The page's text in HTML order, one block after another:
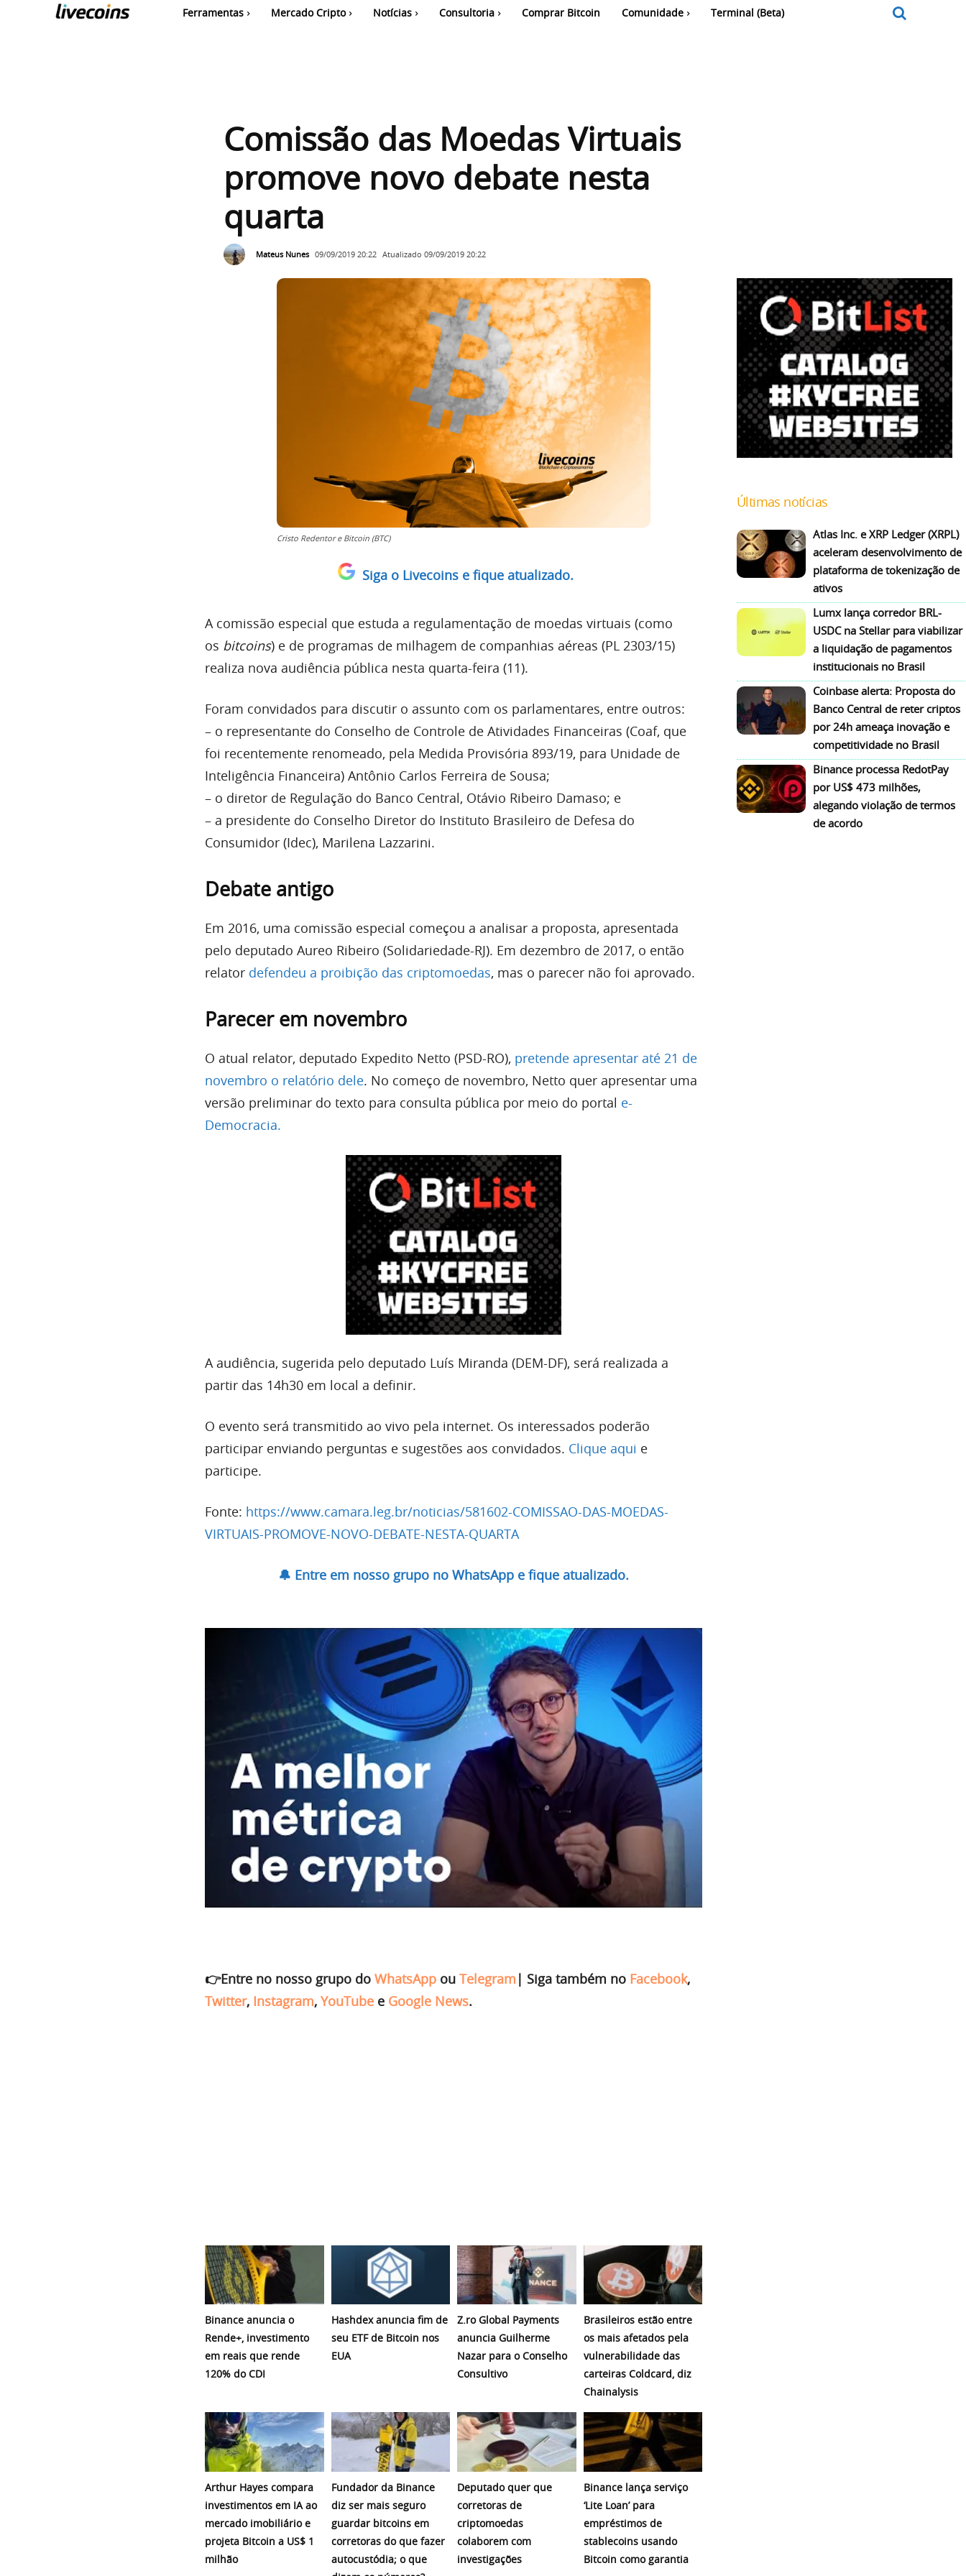
Ferramentas Mercado Cripto Notícias Consultoria Comprar Bitcoin Comunidade Terminal (Beta)
Comissão das Moedas Virtuais
promove novo debate nesta
quarta
Mateus Nunes 09/09/2019 20:22 Atualizado 09/09/2019 20:22
Cristo Redentor e Bitcoin (BTC)
Siga o Livecoins e fique atualizado.
A comissão especial que estuda a regulamentação de moedas virtuais (como
os bitcoins) e de programas de milhagem de companhias aéreas (PL 2303/15)
realiza nova audiência pública nesta quarta-feira (11).
Foram convidados para discutir o assunto com os parlamentares, entre outros:
– o representante do Conselho de Controle de Atividades Financeiras (Coaf, que
foi recentemente renomeado, pela Medida Provisória 893/19, para Unidade de
Inteligência Financeira) Antônio Carlos Ferreira de Sousa;
– o diretor de Regulação do Banco Central, Otávio Ribeiro Damaso; e
– a presidente do Conselho Diretor do Instituto Brasileiro de Defesa do
Consumidor (Idec), Marilena Lazzarini.
Debate antigo
Em 2016, uma comissão especial começou a analisar a proposta, apresentada
pelo deputado Aureo Ribeiro (Solidariedade-RJ). Em dezembro de 2017, o então
relator defendeu a proibição das criptomoedas, mas o parecer não foi aprovado.
Parecer em novembro
O atual relator, deputado Expedito Netto (PSD-RO), pretende apresentar até 21 de
novembro o relatório dele. No começo de novembro, Netto quer apresentar uma
versão preliminar do texto para consulta pública por meio do portal e-
Democracia.
A audiência, sugerida pelo deputado Luís Miranda (DEM-DF), será realizada a
partir das 14h30 em local a definir.
O evento será transmitido ao vivo pela internet. Os interessados poderão
participar enviando perguntas e sugestões aos convidados. Clique aqui e
participe.
Fonte: https://www.camara.leg.br/noticias/581602-COMISSAO-DAS-MOEDAS-
VIRTUAIS-PROMOVE-NOVO-DEBATE-NESTA-QUARTA
🔔 Entre em nosso grupo no WhatsApp e fique atualizado.
👉Entre no nosso grupo do WhatsApp ou Telegram | Siga também no Facebook,
Twitter, Instagram, YouTube e Google News.
Binance anuncia o
Rende+, investimento
em reais que rende
120% do CDI
Hashdex anuncia fim de
seu ETF de Bitcoin nos
EUA
Z.ro Global Payments
anuncia Guilherme
Nazar para o Conselho
Consultivo
Brasileiros estão entre
os mais afetados pela
vulnerabilidade das
carteiras Coldcard, diz
Chainalysis
Arthur Hayes compara
investimentos em IA ao
mercado imobiliário e
projeta Bitcoin a US$ 1
milhão
Fundador da Binance
diz ser mais seguro
guardar bitcoins em
corretoras do que fazer
autocustódia; o que
Deputado quer que
corretoras de
criptomoedas
colaborem com
investigações
Binance lança serviço
‘Lite Loan’ para
empréstimos de
stablecoins usando
Bitcoin como garantia
Últimas notícias
Atlas Inc. e XRP Ledger (XRPL)
aceleram desenvolvimento de
plataforma de tokenização de
ativos
Lumx lança corredor BRL-
USDC na Stellar para viabilizar
a liquidação de pagamentos
institucionais no Brasil
Coinbase alerta: Proposta do
Banco Central de reter criptos
por 24h ameaça inovação e
competitividade no Brasil
Binance processa RedotPay
por US$ 473 milhões,
alegando violação de termos
de acordo